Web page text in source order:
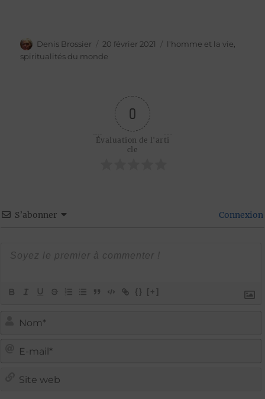
Auteur
Denis Brossier
Publié
le
20 février 2021 Catégories
l'homme et la vie
spiritualités du monde
0
Évaluation de l'arti
cle
S’abonner Connexion
{} [+]